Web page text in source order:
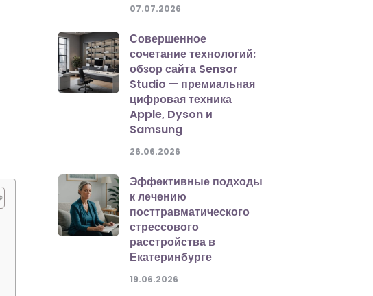
07.07.2026
Совершенное
сочетание технологий:
обзор сайта Sensor
Studio — премиальная
цифровая техника
Apple, Dyson и
Samsung
26.06.2026
Эффективные подходы
к лечению
посттравматического
стрессового
расстройства в
Екатеринбурге
19.06.2026